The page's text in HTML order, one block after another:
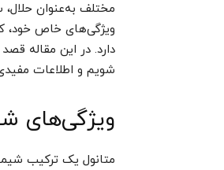
مختلف به‌عنوان حلال،
ویژگی‌های خاص خود،
دارد. در این مقاله
شویم و اطلاعات
ویژگی‌های
متانول یک ترکیب